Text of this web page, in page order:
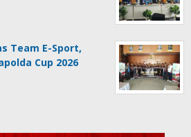
Team E-Sport,
Cup 2026